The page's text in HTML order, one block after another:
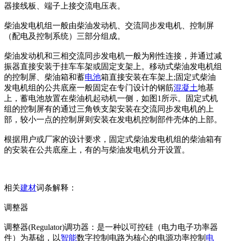
器接线板、端子上接交流电压表。
柴油发电机组一般由柴油发动机、交流同步发电机、控制屏
（配电及控制系统）三部分组成。
柴油发动机和三相交流同步发电机一般为刚性连接，并通过减
振器直接安装于挂车车架或固定支架上。移动式柴油发电机组
的控制屏、柴油箱和蓄电池箱直接安装在车架上;固定式柴油
发电机组的公共底座一般固定在专门设计的钢筋混凝土地基
上，蓄电池放置在柴油机起动机一侧，如图1所示。固定式机
组的控制屏有的通过三角铁支架安装在交流同步发电机的上
部，较小一点的控制屏则安装在发电机控制部件壳体的上部。
根据用户或厂家的设计要求，固定式柴油发电机组的柴油箱有
的安装在公共底座上，有的与柴油发电机分开设置。
相关建材词条解释：
调整器
调整器(Regulator)调功器：是一种以可控硅（电力电子功率器
件）为基础，以智能数字控制电路为核心的电源功率控制 电